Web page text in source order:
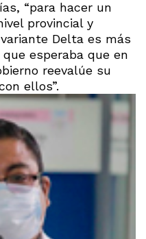
“para hacer un
provincial y
Delta es más
esperaba que en
reevalúe su
ellos”.